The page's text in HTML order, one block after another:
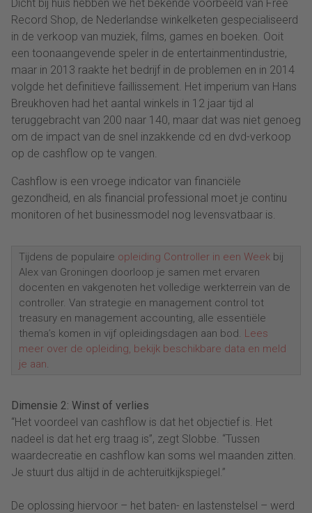
Dicht bij huis hebben we het bekende voorbeeld van Free
Record Shop, de Nederlandse winkelketen gespecialiseerd
in de verkoop van muziek, films, games en boeken. Ooit
een toonaangevende speler in de entertainmentindustrie,
maar in 2013 raakte het bedrijf in de problemen en in 2014
volgde het definitieve faillissement. Het imperium van Hans
Breukhoven had het aantal winkels in 12 jaar tijd al
teruggebracht van 200 naar 140, maar dat was niet genoeg
om de impact van de snel inzakkende cd en dvd-verkoop
op de cashflow op te vangen.
Cashflow is een vroege indicator van financiële
gezondheid, en als financial professional moet je continu
monitoren of het businessmodel nog levensvatbaar is.
Tijdens de populaire opleiding Controller in een Week bij
Alex van Groningen doorloop je samen met ervaren
docenten en vakgenoten het volledige werkterrein van de
controller. Van strategie en management control tot
treasury en management accounting, alle essentiële
thema’s komen in vijf opleidingsdagen aan bod. Lees
meer over de opleiding, bekijk beschikbare data en meld
je aan.
Dimensie 2: Winst of verlies
“Het voordeel van cashflow is dat het objectief is. Het
nadeel is dat het erg traag is”, zegt Slobbe. “Tussen
waardecreatie en cashflow kan soms wel maanden zitten.
Je stuurt dus altijd in de achteruitkijkspiegel.”
De oplossing hiervoor – het baten- en lastenstelsel – werd